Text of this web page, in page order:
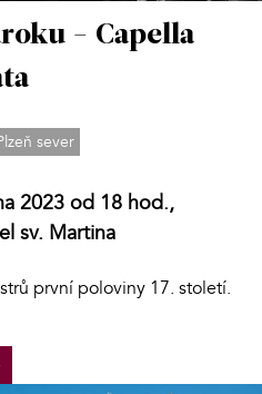
- Capella
sever
2023 od 18 hod.,
sv. Martina
první poloviny 17. století.